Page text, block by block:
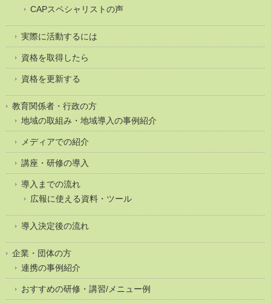
CAPスペシャリストの声
実際に活動するには
資格を取得したら
資格を更新する
教育関係者・行政の方
地域の取組み・地域導入の事例紹介
メディアでの紹介
講座・研修の導入
導入までの流れ
広報に使える資料・ツール
導入決定後の流れ
企業・団体の方
連携の事例紹介
おすすめの研修・講習/メニュー例